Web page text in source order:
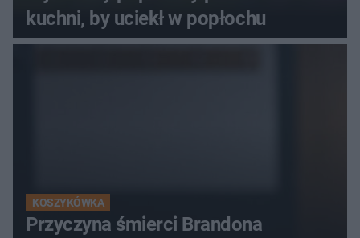
kuchni, by uciekł w popłochu
KOSZYKÓWKA
Przyczyna śmierci Brandona